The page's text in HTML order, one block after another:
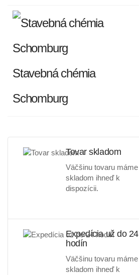
Stavebná chémia
Schomburg
Tovar skladom
Väčšinu tovaru máme
skladom ihneď k
dispozícii.
Expedícia už do 24
hodín
Väčšinu tovaru máme
skladom ihneď k